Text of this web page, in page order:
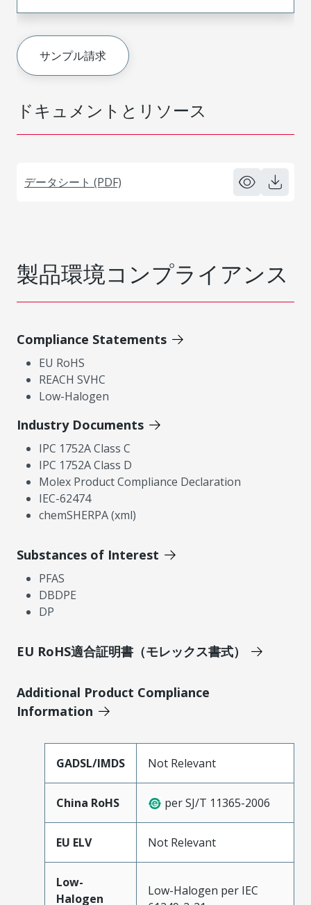
ドキュメントとリソース
データシート (PDF)
サンプル請求
製品環境コンプライアンス
Compliance Statements
EU RoHS
REACH SVHC
Low-Halogen
Industry Documents
IPC 1752A Class C
IPC 1752A Class D
Molex Product Compliance Declaration
IEC-62474
chemSHERPA (xml)
Substances of Interest
PFAS
DBDPE
DP
EU RoHS適合証明書（モレックス書式）
Additional Product Compliance
Information
GADSL/IMDS Not Relevant
China RoHS per SJ/T 11365-2006
EU ELV Not Relevant
Low-
Halogen
Low-Halogen per IEC